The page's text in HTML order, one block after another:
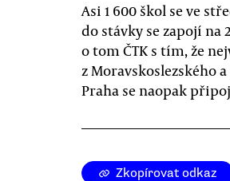
Asi 1 600 škol se ve
do stávky se zapojí
o tom ČTK s tím, že
z Moravskoslezského
Praha se naopak
Zkopírovat odkaz